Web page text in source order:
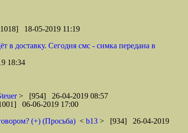
18-05-2019 11:19
в доставку. Сегодня смс - симка передана в
18:34
> [954] 26-04-2019 08:57
06-06-2019 17:00
(+) (Просьба) < b13 > [934] 26-04-2019